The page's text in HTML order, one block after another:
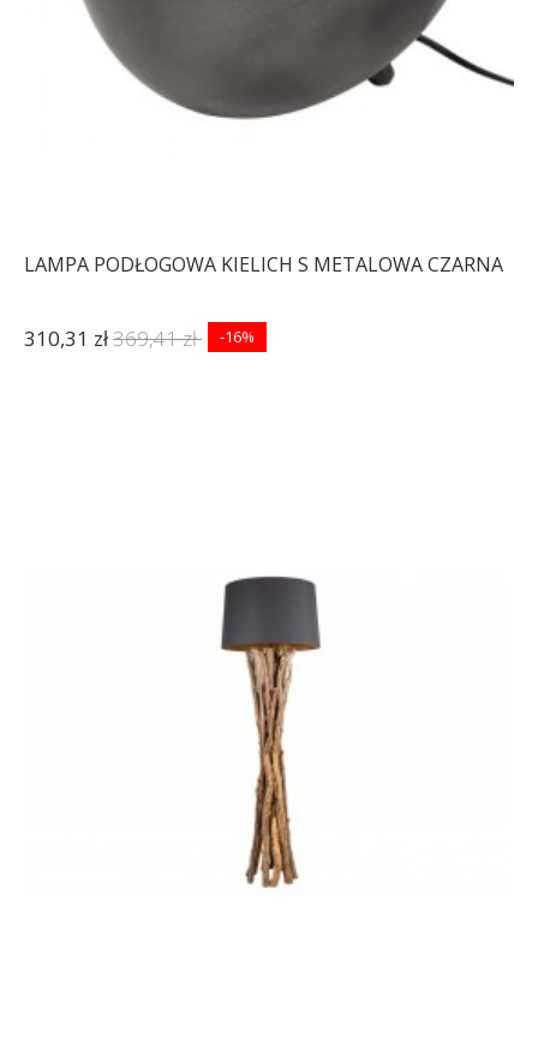
LAMPA PODŁOGOWA KIELICH S METALOWA CZARNA
310,31 zł369,41 zł -16%